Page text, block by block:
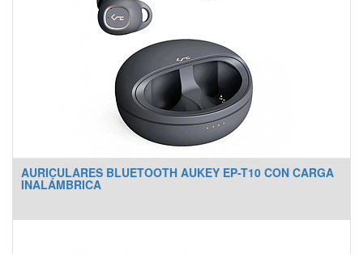
AURICULARES BLUETOOTH AUKEY EP-T10 CON CARGA
INALÁMBRICA